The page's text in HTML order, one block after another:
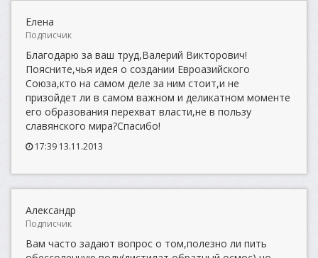
Елена
Подписчик
Благодарю за ваш труд,Валерий Викторович!
Поясните,чья идея о создании Евроазийского
Союза,кто на самом деле за ним стоит,и не
призойдет ли в самом важном и деликатном моменте
его образования перехват власти,не в пользу
славянского мира?Спасибо!
17:39 13.11.2013
Александр
Подписчик
Вам часто задают вопрос о том,полезно ли пить